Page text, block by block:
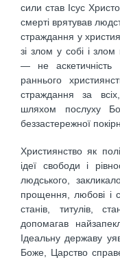
сили став Ісус
смерті врятував
страждання у
зі злом у собі і
— не аскетичність
раннього
страждання за
шляхом послуху
беззастережної
Християнство як
ідеї свободи і
людського,
прощення, любові і
станів, титулів,
допомагав
Ідеальну державу
Боже, Царство